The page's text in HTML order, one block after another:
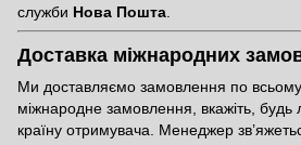
служби Нова Пошта
Доставка міжнародних
Ми доставляємо замовлення по
міжнародне замовлення, вкажіть, будь
країну отримувача. Менеджер